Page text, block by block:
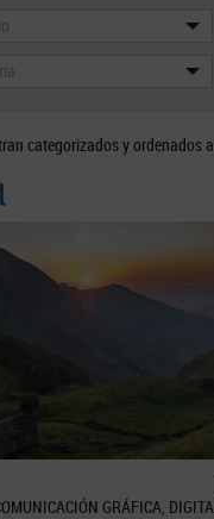
categorizados y ordenados
GRÁFICA,